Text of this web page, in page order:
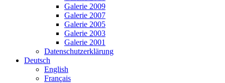
Galerie 2009
Galerie 2007
Galerie 2005
Galerie 2003
Galerie 2001
Datenschutzerklärung
Deutsch
English
Français